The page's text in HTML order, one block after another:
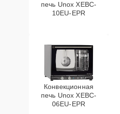
печь Unox XEBC-
10EU-EPR
Конвекционная
печь Unox XEBC-
06EU-EPR